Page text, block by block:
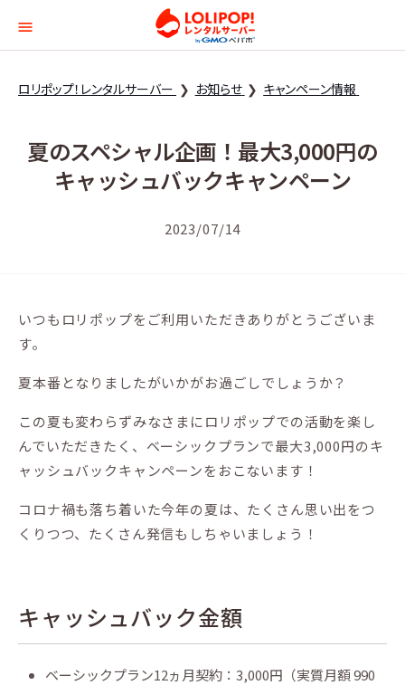
ロリポップ！レンタル
ロリポップ！レンタルサーバー お知らせ キャンペーン情報
夏のスペシャル企画！最大3,000円の
キャッシュバックキャンペーン
2023/07/14
いつもロリポップをご利用いただきありがとうございま
す。
夏本番となりましたがいかがお過ごしでしょうか？
この夏も変わらずみなさまにロリポップでの活動を楽し
んでいただきたく、ベーシックプランで最大3,000円のキ
ャッシュバックキャンペーンをおこないます！
コロナ禍も落ち着いた今年の夏は、たくさん思い出をつ
くりつつ、たくさん発信もしちゃいましょう！
キャッシュバック金額
ベーシックプラン12ヵ月契約：3,000円（実質月額 990